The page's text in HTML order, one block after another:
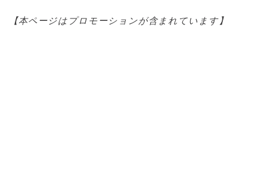
【本ページはプロモーションが含まれています】